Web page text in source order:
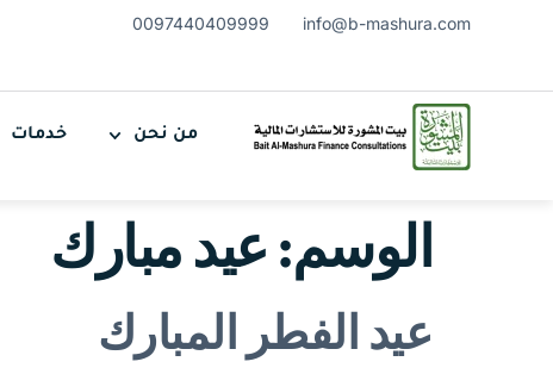
info@b-mashura.com
0097440409999
من نحن خدمات
الوسم: عيد مبارك
عيد الفطر المبارك